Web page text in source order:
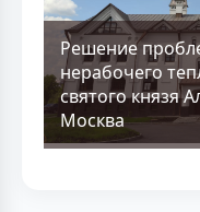
Решение
нерабочего
святого князя
Москва